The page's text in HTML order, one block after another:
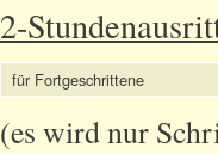
2-
für Fortgeschrittene
(es wird nur